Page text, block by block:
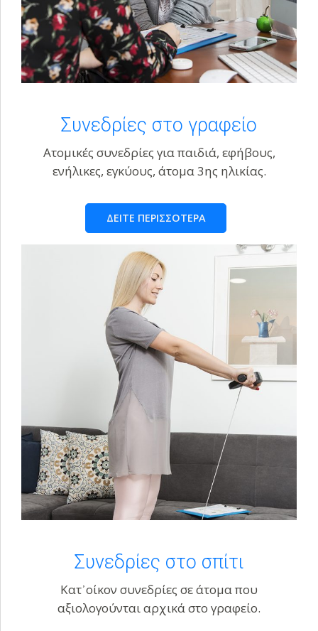
Συνεδρίες στο γραφείο
Ατομικές συνεδρίες για παιδιά, εφήβους,
ενήλικες, εγκύους, άτομα 3ης ηλικίας.
ΔΕΙΤΕ ΠΕΡΙΣΣΟΤΕΡΑ
Συνεδρίες στο σπίτι
Κατ᾽οίκον συνεδρίες σε άτομα που
αξιολογούνται αρχικά στο γραφείο.